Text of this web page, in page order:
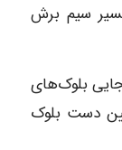
سیم برش
بلوک‌های
دست بلوک